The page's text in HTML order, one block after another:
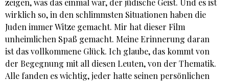
zeigen, was das einmal war, der jüdische Geist. Und es ist
wirklich so, in den schlimmsten Situationen haben die
Juden immer Witze gemacht. Mir hat dieser Film
unheimlichen Spaß gemacht. Meine Erinnerung daran
ist das vollkommene Glück. Ich glaube, das kommt von
der Begegnung mit all diesen Leuten, von der Thematik.
Alle fanden es wichtig, jeder hatte seinen persönlichen